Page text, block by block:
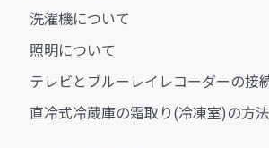
洗濯機について
照明について
テレビとブルーレイレコーダーの接
直冷式冷蔵庫の霜取り(冷凍室)の方法